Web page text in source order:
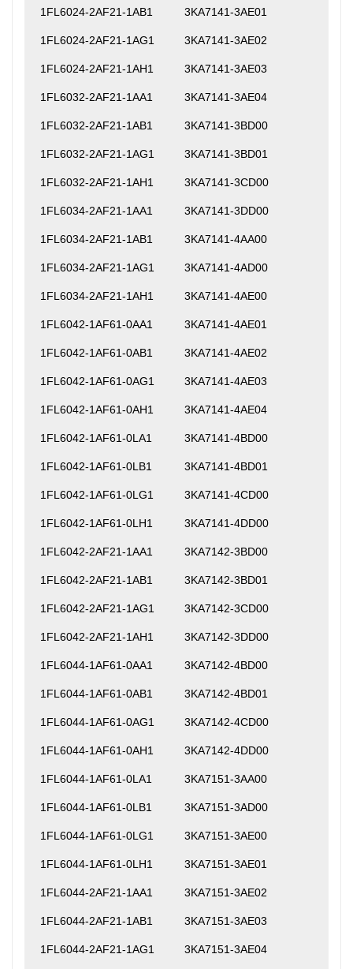
1FL6024-2AF21-1AB1 3KA7141-3AE01
1FL6024-2AF21-1AG1 3KA7141-3AE02
1FL6024-2AF21-1AH1 3KA7141-3AE03
1FL6032-2AF21-1AA1 3KA7141-3AE04
1FL6032-2AF21-1AB1 3KA7141-3BD00
1FL6032-2AF21-1AG1 3KA7141-3BD01
1FL6032-2AF21-1AH1 3KA7141-3CD00
1FL6034-2AF21-1AA1 3KA7141-3DD00
1FL6034-2AF21-1AB1 3KA7141-4AA00
1FL6034-2AF21-1AG1 3KA7141-4AD00
1FL6034-2AF21-1AH1 3KA7141-4AE00
1FL6042-1AF61-0AA1 3KA7141-4AE01
1FL6042-1AF61-0AB1 3KA7141-4AE02
1FL6042-1AF61-0AG1 3KA7141-4AE03
1FL6042-1AF61-0AH1 3KA7141-4AE04
1FL6042-1AF61-0LA1 3KA7141-4BD00
1FL6042-1AF61-0LB1 3KA7141-4BD01
1FL6042-1AF61-0LG1 3KA7141-4CD00
1FL6042-1AF61-0LH1 3KA7141-4DD00
1FL6042-2AF21-1AA1 3KA7142-3BD00
1FL6042-2AF21-1AB1 3KA7142-3BD01
1FL6042-2AF21-1AG1 3KA7142-3CD00
1FL6042-2AF21-1AH1 3KA7142-3DD00
1FL6044-1AF61-0AA1 3KA7142-4BD00
1FL6044-1AF61-0AB1 3KA7142-4BD01
1FL6044-1AF61-0AG1 3KA7142-4CD00
1FL6044-1AF61-0AH1 3KA7142-4DD00
1FL6044-1AF61-0LA1 3KA7151-3AA00
1FL6044-1AF61-0LB1 3KA7151-3AD00
1FL6044-1AF61-0LG1 3KA7151-3AE00
1FL6044-1AF61-0LH1 3KA7151-3AE01
1FL6044-2AF21-1AA1 3KA7151-3AE02
1FL6044-2AF21-1AB1 3KA7151-3AE03
1FL6044-2AF21-1AG1 3KA7151-3AE04